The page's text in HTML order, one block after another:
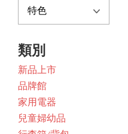
類別
新品上市
品牌館
家用電器
兒童婦幼品